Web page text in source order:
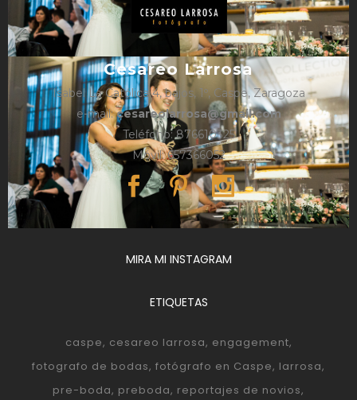
Cesareo Larrosa
Isabel La Católica 4, bajos, 1º, Caspe, Zaragoza
e-mail:cesareolarrosa@gmail.com
Teléfono: 876610325
Móvil: 657366052
MIRA MI INSTAGRAM
ETIQUETAS
caspe cesareo larrosa engagement
fotografo de bodas fotógrafo en Caspe larrosa
pre-boda preboda reportajes de novios